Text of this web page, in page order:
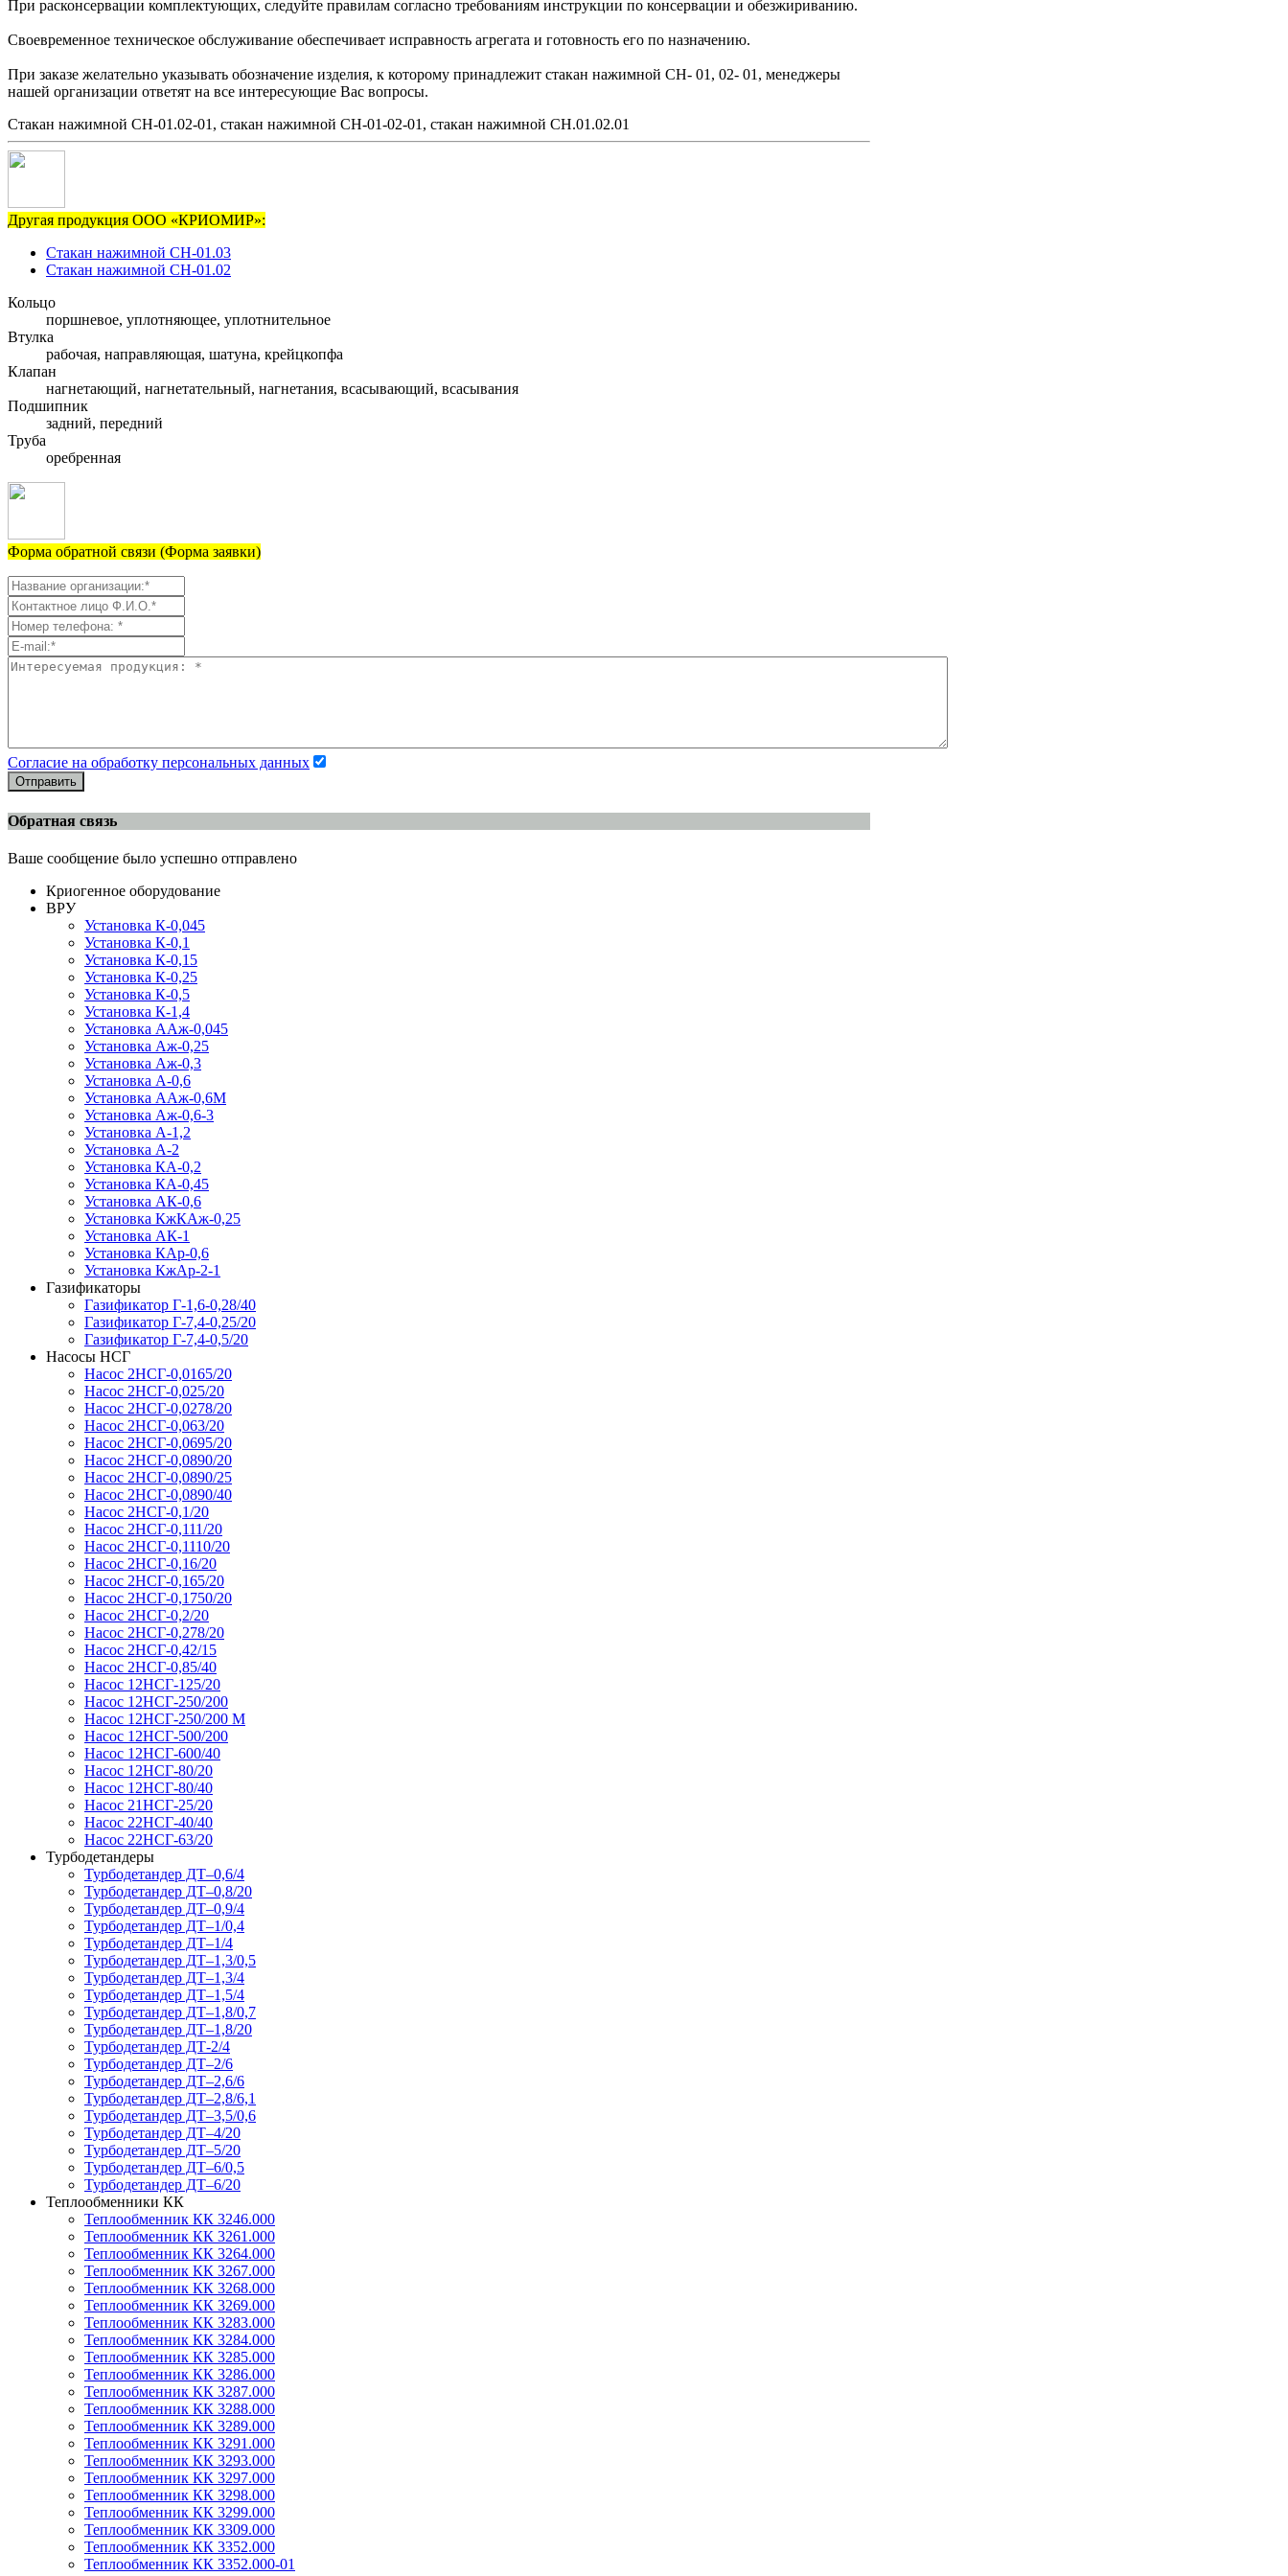
При расконсервации комплектующих, следуйте правилам согласно требованиям инструкции по консервации и обезжириванию.
Своевременное техническое обслуживание обеспечивает исправность агрегата и готовность его по назначению.
При заказе желательно указывать обозначение изделия, к которому принадлежит стакан нажимной СН- 01, 02- 01, менеджеры
нашей организации ответят на все интересующие Вас вопросы.
Стакан нажимной СН-01.02-01, стакан нажимной СН-01-02-01, стакан нажимной СН.01.02.01
Другая продукция ООО «КРИОМИР»:
Стакан нажимной СН-01.03
Стакан нажимной СН-01.02
Кольцо
поршневое, уплотняющее, уплотнительное
Втулка
рабочая, направляющая, шатуна, крейцкопфа
Клапан
нагнетающий, нагнетательный, нагнетания, всасывающий, всасывания
Подшипник
задний, передний
Труба
оребренная
Форма обратной связи (Форма заявки)
Согласие на обработку персональных данных
Отправить
Обратная связь
Ваше сообщение было успешно отправлено
Криогенное оборудование
ВРУ
Установка К-0,045
Установка К-0,1
Установка К-0,15
Установка К-0,25
Установка К-0,5
Установка К-1,4
Установка ААж-0,045
Установка Аж-0,25
Установка Аж-0,3
Установка А-0,6
Установка ААж-0,6М
Установка Аж-0,6-3
Установка А-1,2
Установка А-2
Установка КА-0,2
Установка КА-0,45
Установка АК-0,6
Установка КжКАж-0,25
Установка АК-1
Установка КАр-0,6
Установка КжАр-2-1
Газификаторы
Газификатор Г-1,6-0,28/40
Газификатор Г-7,4-0,25/20
Газификатор Г-7,4-0,5/20
Насосы НСГ
Насос 2НСГ-0,0165/20
Насос 2НСГ-0,025/20
Насос 2НСГ-0,0278/20
Насос 2НСГ-0,063/20
Насос 2НСГ-0,0695/20
Насос 2НСГ-0,0890/20
Насос 2НСГ-0,0890/25
Насос 2НСГ-0,0890/40
Насос 2НСГ-0,1/20
Насос 2НСГ-0,111/20
Насос 2НСГ-0,1110/20
Насос 2НСГ-0,16/20
Насос 2НСГ-0,165/20
Насос 2НСГ-0,1750/20
Насос 2НСГ-0,2/20
Насос 2НСГ-0,278/20
Насос 2НСГ-0,42/15
Насос 2НСГ-0,85/40
Насос 12НСГ-125/20
Насос 12НСГ-250/200
Насос 12НСГ-250/200 М
Насос 12НСГ-500/200
Насос 12НСГ-600/40
Насос 12НСГ-80/20
Насос 12НСГ-80/40
Насос 21НСГ-25/20
Насос 22НСГ-40/40
Насос 22НСГ-63/20
Турбодетандеры
Турбодетандер ДТ–0,6/4
Турбодетандер ДТ–0,8/20
Турбодетандер ДТ–0,9/4
Турбодетандер ДТ–1/0,4
Турбодетандер ДТ–1/4
Турбодетандер ДТ–1,3/0,5
Турбодетандер ДТ–1,3/4
Турбодетандер ДТ–1,5/4
Турбодетандер ДТ–1,8/0,7
Турбодетандер ДТ–1,8/20
Турбодетандер ДТ-2/4
Турбодетандер ДТ–2/6
Турбодетандер ДТ–2,6/6
Турбодетандер ДТ–2,8/6,1
Турбодетандер ДТ–3,5/0,6
Турбодетандер ДТ–4/20
Турбодетандер ДТ–5/20
Турбодетандер ДТ–6/0,5
Турбодетандер ДТ–6/20
Теплообменники КК
Теплообменник КК 3246.000
Теплообменник КК 3261.000
Теплообменник КК 3264.000
Теплообменник КК 3267.000
Теплообменник КК 3268.000
Теплообменник КК 3269.000
Теплообменник КК 3283.000
Теплообменник КК 3284.000
Теплообменник КК 3285.000
Теплообменник КК 3286.000
Теплообменник КК 3287.000
Теплообменник КК 3288.000
Теплообменник КК 3289.000
Теплообменник КК 3291.000
Теплообменник КК 3293.000
Теплообменник КК 3297.000
Теплообменник КК 3298.000
Теплообменник КК 3299.000
Теплообменник КК 3309.000
Теплообменник КК 3352.000
Теплообменник КК 3352.000-01